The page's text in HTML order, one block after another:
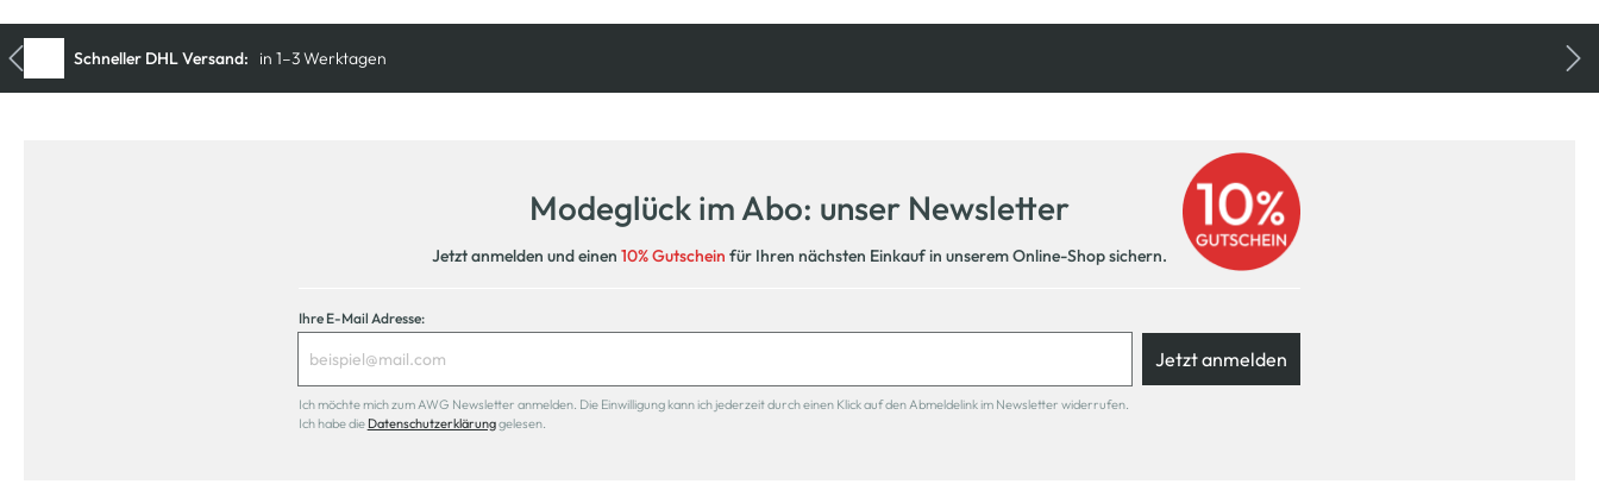
Modeglück im Abo: unser Newsletter
Jetzt anmelden und einen 10% Gutschein für Ihren nächsten Einkauf in unserem Online-Shop sichern.
Ihre E-Mail Adresse:
Jetzt anmelden
Ich möchte mich zum AWG Newsletter anmelden. Die Einwilligung kann ich jederzeit durch einen Klick auf den Abmeldelink im Newsletter widerrufen.
Ich habe die Datenschutzerklärunggelesen.